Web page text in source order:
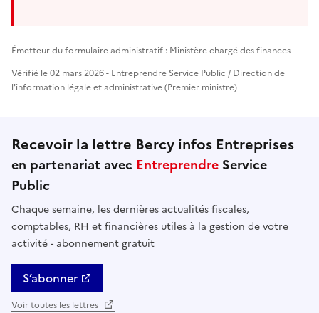
Émetteur du formulaire administratif : Ministère chargé des finances
Vérifié le 02 mars 2026 - Entreprendre Service Public / Direction de
l'information légale et administrative (Premier ministre)
Recevoir la lettre Bercy infos Entreprises
en partenariat avec Entreprendre Service
Public
Chaque semaine, les dernières actualités fiscales,
comptables, RH et financières utiles à la gestion de votre
activité - abonnement gratuit
S’abonner
Voir toutes les lettres